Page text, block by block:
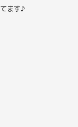
ます♪